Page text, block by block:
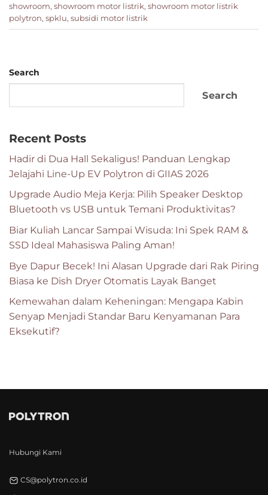
showroom, showroom motor listrik, showroom motor listrik
polytron, spklu, subsidi motor listrik
Search
Search
Recent Posts
Hadir di Dua Hall Sekaligus! Panduan Lengkap
Jelajahi Line-Up EV Polytron di GIIAS 2026
Upgrade Audio Meja Kerja: Pilih Speaker Desktop
Bluetooth vs USB untuk Temani Produktivitas?
Biar Kuliah Lancar Sampai Wisuda: Ini Spek RAM &
SSD Ideal Mahasiswa Paling Aman!
Bye Dapur Becek! Ini Alasan Upgrade dari Rak Piring
Biasa ke Dish Dryer Otomatis Layak Banget
Kemewahan dalam Keheningan: Mengapa Kabin
Senyap Menjadi Standar Baru Kenyamanan Para
Eksekutif?
Hubungi Kami
CS@polytron.co.id